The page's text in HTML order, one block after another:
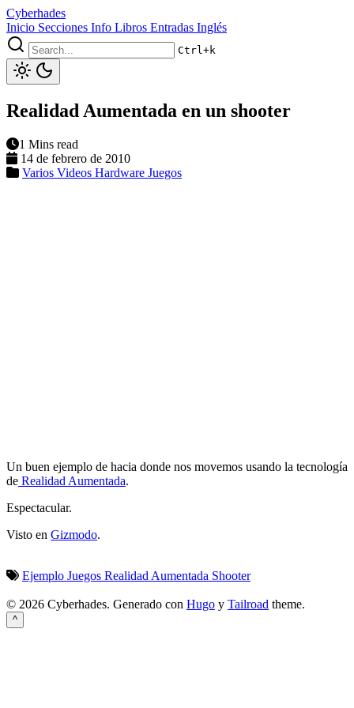
Cyberhades
Inicio Secciones Info Libros Entradas Inglés
Ctrl+k
Realidad Aumentada en un shooter
1 Mins read
14 de febrero de 2010
Varios Videos Hardware Juegos
Un buen ejemplo de hacia donde nos movemos usando la tecnología
de Realidad Aumentada.
Espectacular.
Visto en Gizmodo.
Ejemplo Juegos Realidad Aumentada Shooter
© 2026 Cyberhades. Generado con Hugo y Tailroad theme.
^